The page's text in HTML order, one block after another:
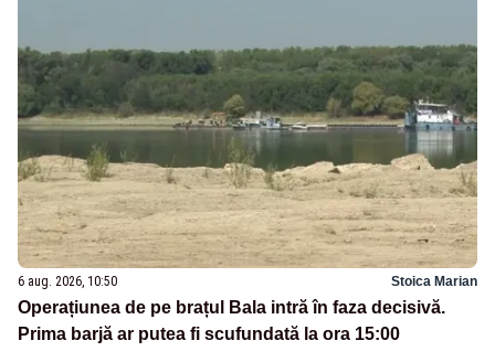
6 aug. 2026, 10:50 Stoica Marian
Operațiunea de pe brațul Bala intră în faza decisivă.
Prima barjă ar putea fi scufundată la ora 15:00